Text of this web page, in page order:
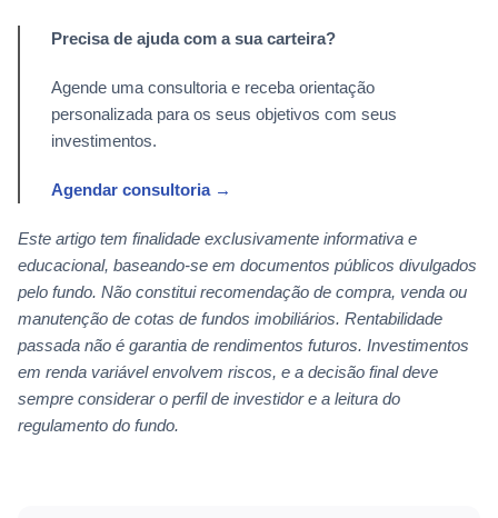
Precisa de ajuda com a sua carteira?
Agende uma consultoria e receba orientação
personalizada para os seus objetivos com seus
investimentos.
Agendar consultoria →
Este artigo tem finalidade exclusivamente informativa e
educacional, baseando-se em documentos públicos divulgados
pelo fundo. Não constitui recomendação de compra, venda ou
manutenção de cotas de fundos imobiliários. Rentabilidade
passada não é garantia de rendimentos futuros. Investimentos
em renda variável envolvem riscos, e a decisão final deve
sempre considerar o perfil de investidor e a leitura do
regulamento do fundo.